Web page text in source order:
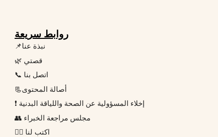
روابط سريعة
📌نبذة عنا
🌿 قصتي
📞 اتصل بنا
📃أصالة المحتوى
❗ إخلاء المسؤولية عن الصحة واللياقة البدنية
👥 مجلس مراجعة الخبراء
✍🏻 اكتب لنا